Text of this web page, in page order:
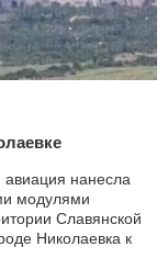
нанесла
модулями
Славянской
Николаевка к